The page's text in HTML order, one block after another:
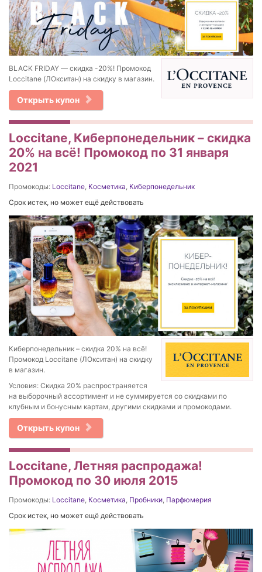
BLACK FRIDAY — скидка -20%! Промокод
Loccitane (ЛОкситан) на скидку в магазин.
Открыть купон
Loccitane, Киберпонедельник – скидка
20% на всё! Промокод по 31 января
2021
Промокоды: Loccitane, Косметика, Киберпонедельник
Срок истек, но может ещё действовать
Киберпонедельник – скидка 20% на всё!
Промокод Loccitane (ЛОкситан) на скидку
в магазин.
Условия: Скидка 20% распространяется
на выборочный ассортимент и не суммируется со скидками по
клубным и бонусным картам, другими скидками и промокодами.
Открыть купон
Loccitane, Летняя распродажа!
Промокод по 30 июля 2015
Промокоды: Loccitane Косметика Пробники Парфюмерия
Срок истек, но может ещё действовать